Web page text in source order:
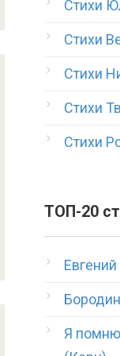
Стихи
Стихи
Стихи
Стихи
Стихи
ТОП-20
Я